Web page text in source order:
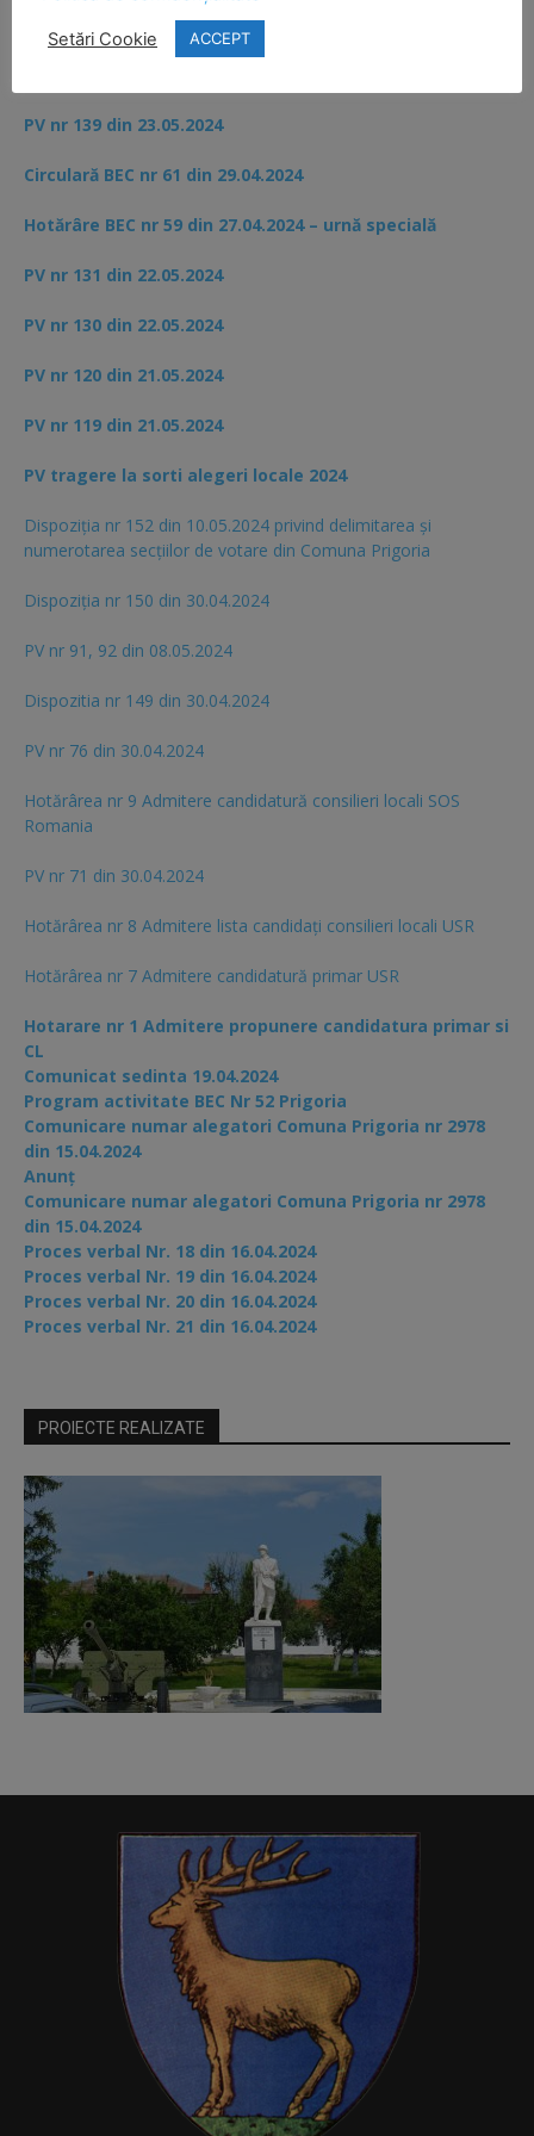
PV nr 139 din 23.05.2024
Circulară BEC nr 61 din 29.04.2024
Hotărâre BEC nr 59 din 27.04.2024 – urnă specială
PV nr 131 din 22.05.2024
PV nr 130 din 22.05.2024
PV nr 120 din 21.05.2024
PV nr 119 din 21.05.2024
PV tragere la sorti alegeri locale 2024
Dispoziția nr 152 din 10.05.2024 privind delimitarea și
numerotarea secțiilor de votare din Comuna Prigoria
Dispoziția nr 150 din 30.04.2024
PV nr 91, 92 din 08.05.2024
Dispozitia nr 149 din 30.04.2024
PV nr 76 din 30.04.2024
Hotărârea nr 9 Admitere candidatură consilieri locali SOS
Romania
PV nr 71 din 30.04.2024
Hotărârea nr 8 Admitere lista candidaţi consilieri locali USR
Hotărârea nr 7 Admitere candidatură primar USR
Hotarare nr 1 Admitere propunere candidatura primar si
CL
Comunicat sedinta 19.04.2024
Program activitate BEC Nr 52 Prigoria
Comunicare numar alegatori Comuna Prigoria nr 2978
din 15.04.2024
Anunț
Comunicare numar alegatori Comuna Prigoria nr 2978
din 15.04.2024
Proces verbal Nr. 18 din 16.04.2024
Proces verbal Nr. 19 din 16.04.2024
Proces verbal Nr. 20 din 16.04.2024
Proces verbal Nr. 21 din 16.04.2024
PROIECTE REALIZATE
Setări Cookie ACCEPT